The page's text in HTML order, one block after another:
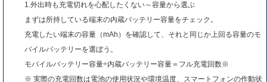
1.外出時も充電切れを心配したくない～容量から選ぶ
まずは所持している端末の内蔵バッテリー容量をチェック。
充電したい端末の容量（mAh）を確認して、それと同じか上回る容量のモ
バイルバッテリーを選ぼう。
モバイルバッテリー容量÷内蔵バッテリー容量＝フル充電回数※
※ 実際の充電回数は電池の使用状況や環境温度、スマートフォンの作動状